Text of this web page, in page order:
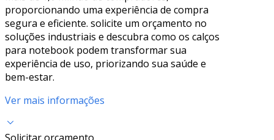
proporcionando uma experiência de compra
segura e eficiente. solicite um orçamento no
soluções industriais e descubra como os calços
para notebook podem transformar sua
experiência de uso, priorizando sua saúde e
bem-estar.
Ver mais informações